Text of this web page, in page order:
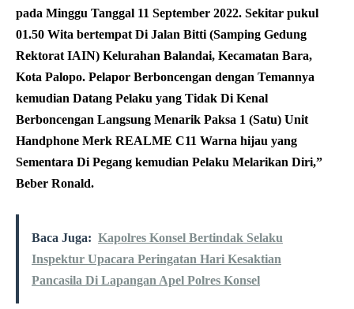
pada Minggu Tanggal 11 September 2022. Sekitar pukul
01.50 Wita bertempat Di Jalan Bitti (Samping Gedung
Rektorat IAIN) Kelurahan Balandai, Kecamatan Bara,
Kota Palopo. Pelapor Berboncengan dengan Temannya
kemudian Datang Pelaku yang Tidak Di Kenal
Berboncengan Langsung Menarik Paksa 1 (Satu) Unit
Handphone Merk REALME C11 Warna hijau yang
Sementara Di Pegang kemudian Pelaku Melarikan Diri,”
Beber Ronald.
Baca Juga: Kapolres Konsel Bertindak Selaku
Inspektur Upacara Peringatan Hari Kesaktian
Pancasila Di Lapangan Apel Polres Konsel